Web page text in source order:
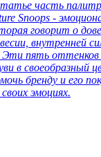
часть
Snoops -
говорит о
внутренней
Эти пять
в своеобразный
бренду и его
эмоциях.